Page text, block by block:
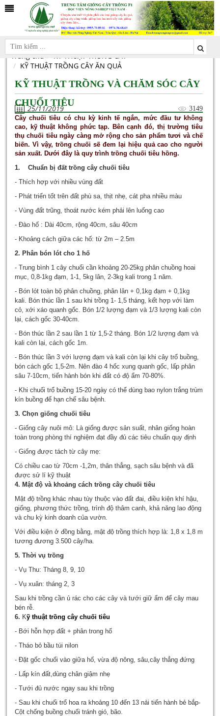
Trang chủ
KỸ THUẬT TRỒNG CÂY
KỸ THUẬT TRỒNG CÂY ĂN QUẢ
KỸ THUẬT TRỒNG VÀ CHĂM SÓC CÂY
CHUỐI TIÊU
25/11/2019
3149
Cây chuối tiêu có chu kỳ kinh tế ngắn, mức đầu tư không
cao, kỹ thuật không phức tạp. Bên cạnh đó, thị trường tiêu
thụ chuối tiêu ngày càng mở rộng cho sản phẩm tươi và chế
biến. Vì vậy, trồng chuối sẽ đem lại hiệu quả cao cho người
sản xuất. Dưới đây là quy trình trồng chuối tiêu hồng.
1. Chuẩn bị đất trồng cây chuối tiêu
- Thích hợp với nhiều vùng đất
- Phát triển tốt trên đất phù sa, thịt nhẹ, cát pha nhiều màu
- Vùng đất trũng, thoát nước kém phải lên luống cao
- Đào hố : Dài 40cm, rộng 40cm, sâu 40cm
- Khoảng cách giữa các hố: từ 2m – 2.5m
2. Phân bón lót cho 1 hố
- Trung bình 1 cây chuối cần khoảng 20-25kg phân chuồng hoai
mục, 0,8-1kg đạm, 1-1, 5kg lân, 2-3kg kali trong 1 năm.
- Bón lót toàn bộ phân chuồng, phân lân + 0,1kg đạm + 0,1kg
kali. Bón thúc lần 1 sau khi trồng 1- 1,5 tháng, kết hợp với làm
cỏ, xới xáo quanh gốc. Bón 1/2 lượng đạm và 1/3 lượng kali còn
lại, cách gốc 30-40cm.
- Bón thúc lần 2 sau lần 1 từ 1,5-2 tháng. Bón 1/2 lượng đạm và
kali còn lại, cách gốc 1m.
- Bón thúc lần 3 với lượng đạm và kali còn lại khi cây trổ buồng,
bón cách gốc 1,5-2m. Nên đào 4 hốc xung quanh gốc, lấp phân
sâu 7-10cm, tiến hành bón khi đất có độ ẩm 70-80%.
- Khi chuối trổ buồng 15-20 ngày có thể dùng bao nylon trắng trùm
kín buồng để hạn chế sâu bệnh.
3. Chọn giống chuối tiêu
- Giống cây nuôi mô: Là giống được sản suất, nhân giống hoàn
toàn trong phòng thí nghiệm đạt đầy đủ các tiêu chuẩn quy định
- Giống được tách từ cây mẹ:
Có chiều cao từ 70cm -1,2m, thân thẳng, sạch sâu bệnh và đã
được sử lí kỹ thuật
4. Mật độ và khoảng cách trồng cây chuối tiêu
Mật độ trồng khác nhau tùy thuộc vào đất đai, điều kiện khí hậu,
giống, phương thức trồng, trình độ thâm canh, khả năng lao động
và chu kỳ kinh doanh của vườn.
Với điều kiện ở đồng bằng, mật độ trồng thích hợp là: 1,8 x 1,8 m
tương đương 3.500 cây/ha.
5. Thời vụ trồng
- Vụ Thu: Tháng 8, 9, 10
- Vụ xuân: tháng 2, 3
Sau khi trồng cần ủ rác cho các cây và tưới giữ ẩm để cây mau
bén rễ.
6. Kỹ thuật trồng cây chuối tiêu
- Bới hỗn hợp đất + phân trong hố
- Tháo bỏ bầu túi nilon
- Đặt gốc chuối vào giữa hố, vừa độ nông, sâu,cây thẳng đứng
- Lấp kín đất,dùng chân giậm nhẹ
- Tưới đủ nước ngay sau khi trồng
- Sau khi chuối trổ hoa ra khoảng 10 đến 13 nải tiến hành bẻ bắp-
Cột chống buồng chuối tránh gió, bão.